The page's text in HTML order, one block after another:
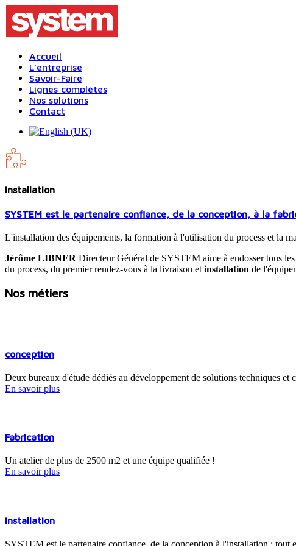
Accueil
L'entreprise
Savoir-Faire
Lignes complètes
Nos solutions
Contact
Installation
SYSTEM est le partenaire confiance, de la conception, à la
L'installation des équipements, la formation à l'utilisation du process et la
Jérôme LIBNER Directeur Général de SYSTEM aime à endosser tous
du process, du premier rendez-vous à la livraison et installation de
Nos métiers
conception
Deux bureaux d'étude dédiés au développement de solutions techniques et
En savoir plus
Fabrication
Un atelier de plus de 2500 m2 et une équipe qualifiée !
En savoir plus
installation
SYSTEM est le partenaire confiance, de la conception à l'installation : tout